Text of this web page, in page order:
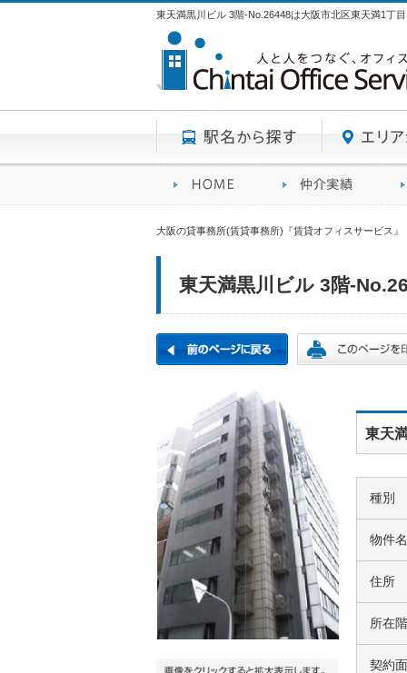
東天満黒川ビル 3階-No.26448は大阪市北区東天満1丁
大阪の貸事務所(賃貸事務所)『賃貸オフィスサービス』
東天満黒川ビル 3階-
東天
種別
物件名
住所
所在階
契約